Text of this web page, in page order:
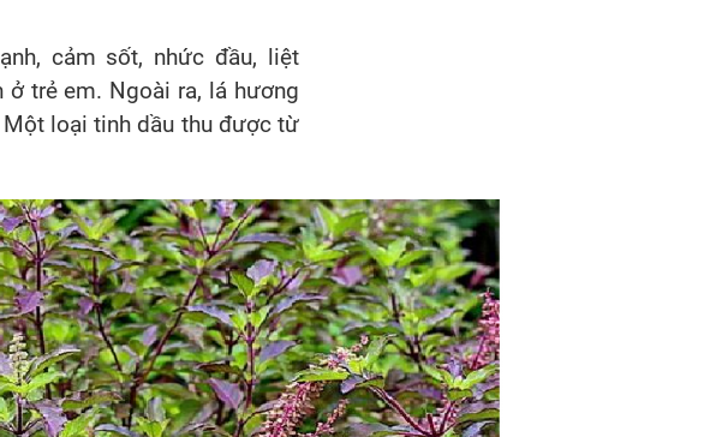
cảm sốt, nhức đầu, liệt
ở trẻ em. Ngoài ra, lá hương
loại tinh dầu thu được từ